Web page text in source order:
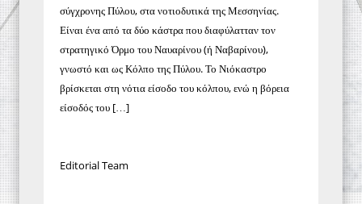
σύγχρονης Πύλου, στα νοτιοδυτικά της Μεσσηνίας.
Είναι ένα από τα δύο κάστρα που διαφύλατταν τον
στρατηγικό Όρμο του Ναυαρίνου (ή Ναβαρίνου),
γνωστό και ως Κόλπο της Πύλου. Το Νιόκαστρο
βρίσκεται στη νότια είσοδο του κόλπου, ενώ η βόρεια
είσοδός του […]
Editorial Team